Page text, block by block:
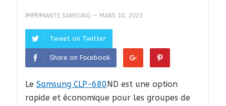
IMPRIMANTE SAMSUNG — MARS 10, 2021
Tweet on Twitter
Share on Facebook
Le Samsung CLP-680ND est une option
rapide et économique pour les groupes de